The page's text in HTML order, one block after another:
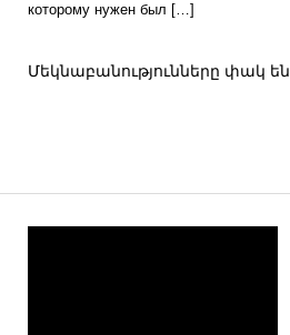
которому нужен был […]
Մեկնաբանությունները փակ են.